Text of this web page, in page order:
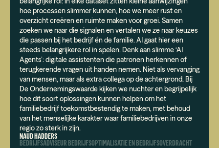
hoe processen slimmer kunnen, hoe we meer rust en
overzicht creëren en ruimte maken voor groei. Samen
zoeken we naar die signalen en vertalen we ze naar keuzes
die passen bij het bedrijf én de familie. AI gaat hier een
steeds belangrijkere rol in spelen. Denk aan slimme ‘AI
Agents’: digitale assistenten die patronen herkennen of
terugkerende vragen uit handen nemen. Niet als vervanging
van mensen, maar als extra collega op de achtergrond. Bij
De Ondernemingswaarde kijken we nuchter en begrijpelijk
hoe dit soort oplossingen kunnen helpen om het
familiebedrijf toekomstbestendig te maken, met behoud
van het menselijke karakter waar familiebedrijven in onze
regio zo sterk in zijn.
NAUD HADDERS
BEDRIJFSADVISEUR BEDRIJFSOPTIMALISATIE EN BEDRIJFSOVERDRACHT